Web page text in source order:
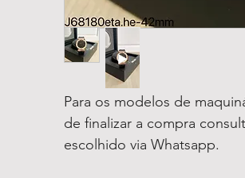
Para os modelos de
de finalizar a compra
escolhido via Whatsapp.